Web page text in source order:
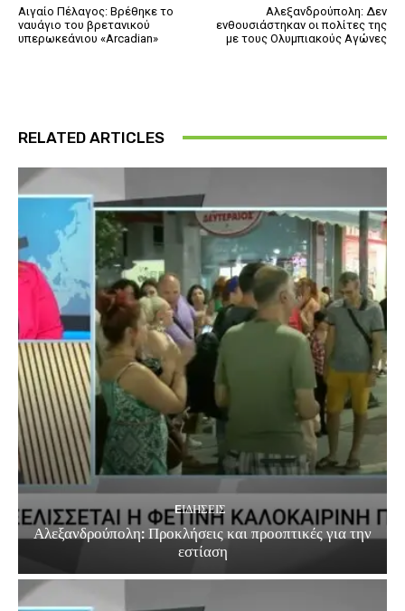
Αιγαίο Πέλαγος: Βρέθηκε το
ναυάγιο του βρετανικού
υπερωκεάνιου «Arcadian»
Αλεξανδρούπολη: Δεν
ενθουσιάστηκαν οι πολίτες της
με τους Ολυμπιακούς Αγώνες
RELATED ARTICLES
EΙΔΗΣΕΙΣ
Αλεξανδρούπολη: Προκλήσεις και προοπτικές για την
εστίαση